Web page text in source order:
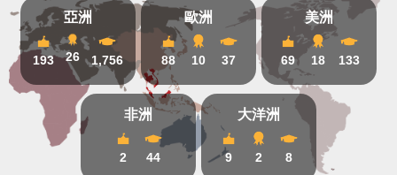
亞洲
193 26 1,756
歐洲
88 10 37
美洲
69 18 133
非洲
2 44
大洋洲
9 2 8